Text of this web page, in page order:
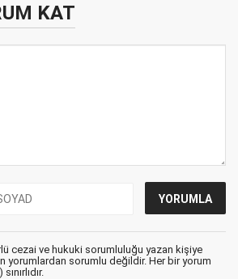
KAT
cezai ve hukuki sorumluluğu yazan kişiye
yorumlardan sorumlu değildir. Her bir yorum